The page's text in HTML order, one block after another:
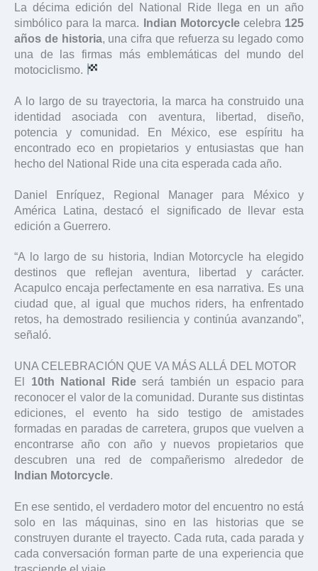
La décima edición del National Ride llega en un año
simbólico para la marca.
Indian Motorcyclecelebra 125
años de historia, una cifra que refuerza su legado como
una de las firmas más emblemáticas del mundo del
motociclismo.
A lo largo de su trayectoria, la marca ha construido una
identidad asociada con aventura, libertad, diseño,
potencia y comunidad. En México, ese espíritu ha
encontrado eco en propietarios y entusiastas que han
hecho del National Ride una cita esperada cada año.
Daniel Enríquez, Regional Manager para México y
América Latina, destacó el significado de llevar esta
edición a Guerrero.
“A lo largo de su historia, Indian Motorcycle ha elegido
destinos que reflejan aventura, libertad y carácter.
Acapulco encaja perfectamente en esa narrativa. Es una
ciudad que, al igual que muchos riders, ha enfrentado
retos, ha demostrado resiliencia y continúa avanzando”,
señaló.
UNA CELEBRACIÓN QUE VA MÁS ALLÁ DEL MOTOR
El 10th National Rideserá también un espacio para
reconocer el valor de la comunidad. Durante sus distintas
ediciones, el evento ha sido testigo de amistades
formadas en paradas de carretera, grupos que vuelven a
encontrarse año con año y nuevos propietarios que
descubren una red de compañerismo alrededor de
Indian Motorcycle.
En ese sentido, el verdadero motor del encuentro no está
solo en las máquinas, sino en las historias que se
construyen durante el trayecto. Cada ruta, cada parada y
cada conversación forman parte de una experiencia que